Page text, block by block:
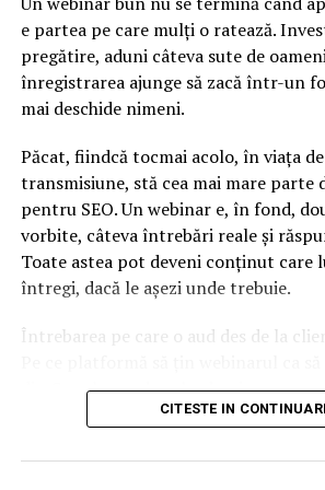
oameni, însă peste doi ani vom avea o
mii de oameni”, a declarat recent
dezastru din cauza lipsei forţei de
în următorii trei-cinci ani, când
publice vor trebui reluate.
Deficitul de muncitori calificaţi în
patronate la circa 200.000 de angajaţi,
doi ani, iar situaţia se agravează.
„În acest moment calitatea
proiectelor cauzate de lipsa
e partea pe care mulți o ratează.
pregătire, aduni câteva sute de
înregistrarea ajunge să zacă într-un
mai deschide nimeni.
Păcat, fiindcă tocmai acolo, în viața
transmisiune, stă cea mai mare parte
pentru SEO. Un webinar e, în fond,
vorbite, câteva întrebări reale și
Toate astea pot deveni conținut care
întregi, dacă le așezi unde trebuie.
Întrebarea pe care o aud des de la
din Google, nu doar lead-uri pe
scurt e că platforma contează, dar nu
CITESTE IN